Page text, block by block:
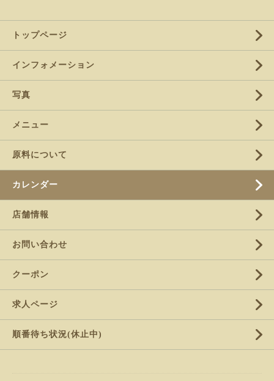
トップページ
インフォメーション
写真
メニュー
原料について
カレンダー
店舗情報
お問い合わせ
クーポン
求人ページ
順番待ち状況(休止中)